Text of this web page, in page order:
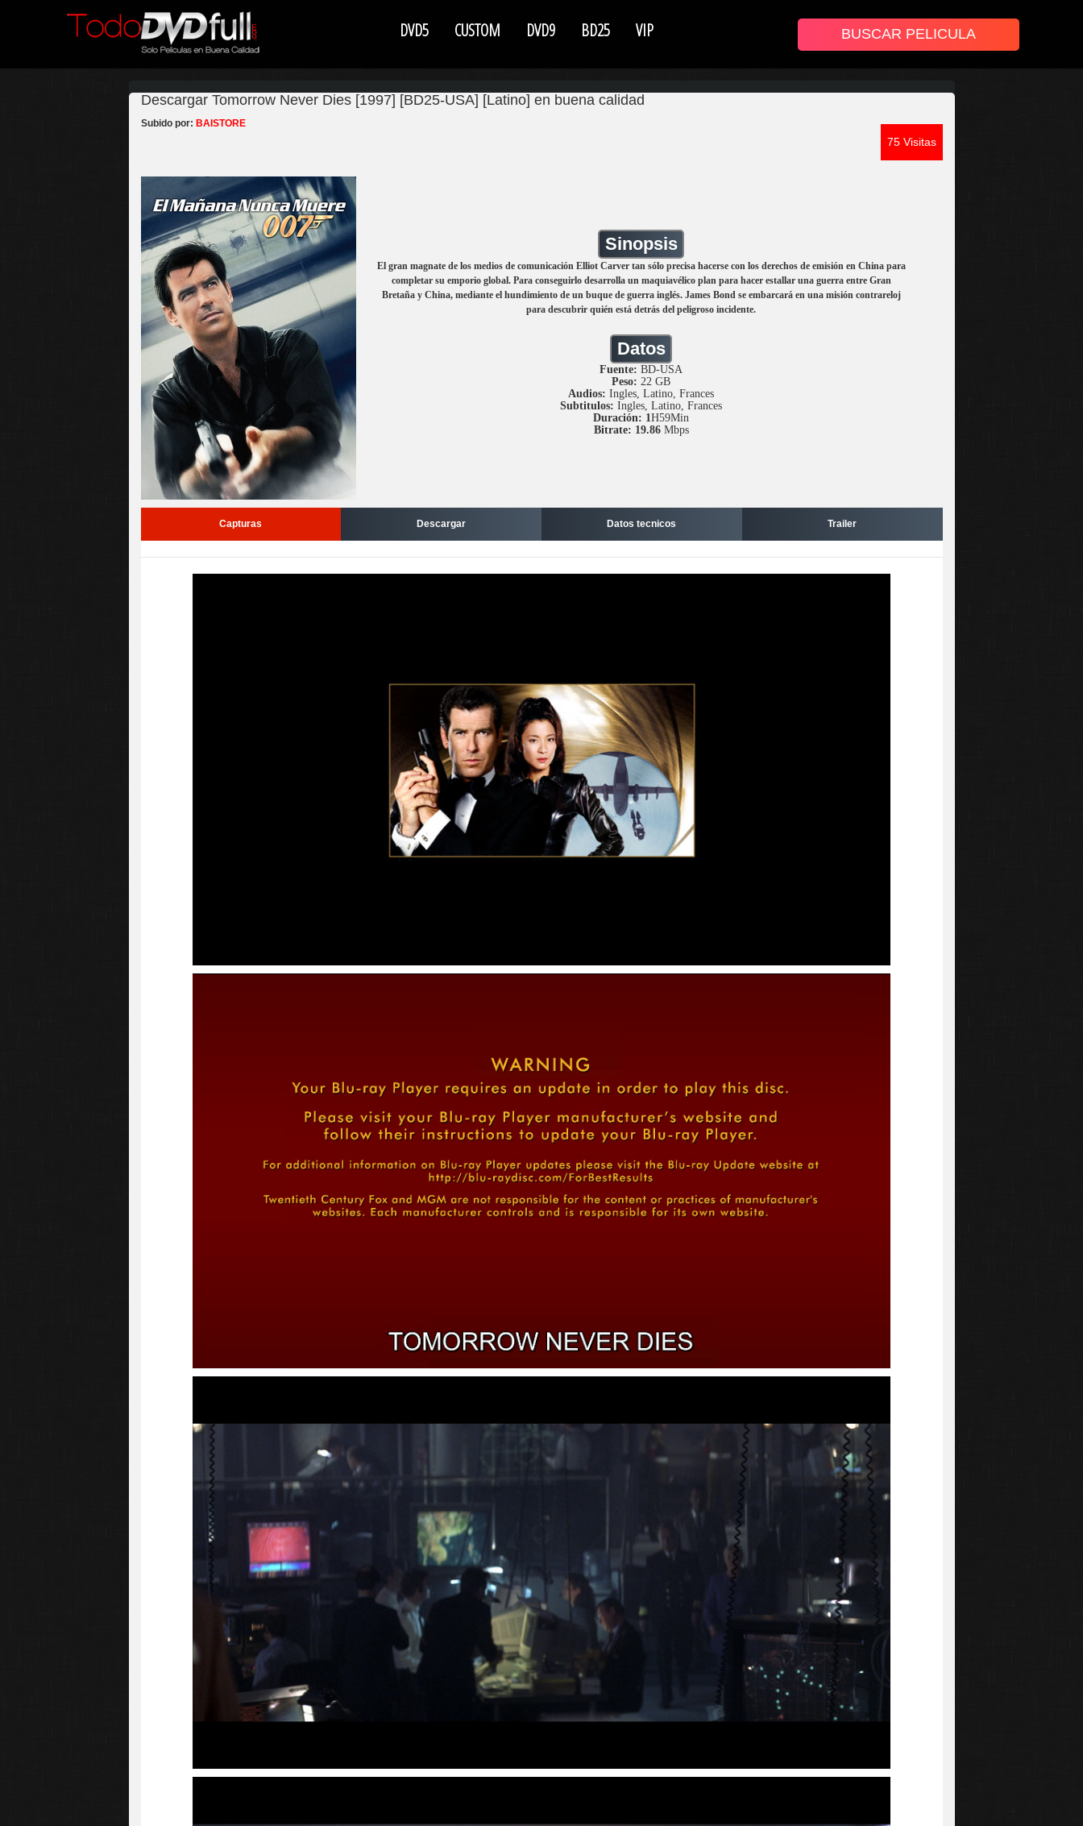
DVD5 CUSTOM DVD9 BD25 VIP
Descargar Tomorrow Never Dies [1997] [BD25-USA] [Latino] en buena calidad
75 Visitas
Subido por: BAISTORE
Sinopsis
El gran magnate de los medios de comunicación Elliot Carver tan sólo precisa hacerse con los derechos de emisión en China para
completar su emporio global. Para conseguirlo desarrolla un maquiavélico plan para hacer estallar una guerra entre Gran
Bretaña y China, mediante el hundimiento de un buque de guerra inglés. James Bond se embarcará en una misión contrareloj
para descubrir quién está detrás del peligroso incidente.
Datos
Fuente: BD-USA
Peso: 22 GB
Audios: Ingles, Latino, Frances
Subtitulos: Ingles, Latino, Frances
Duración: 1H59Min
Bitrate: 19.86 Mbps
Capturas Descargar Datos tecnicos Trailer